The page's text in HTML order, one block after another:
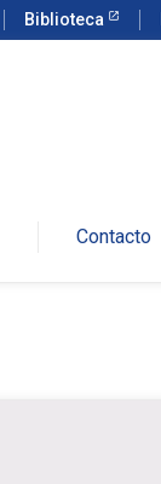
Biblioteca
Contacto